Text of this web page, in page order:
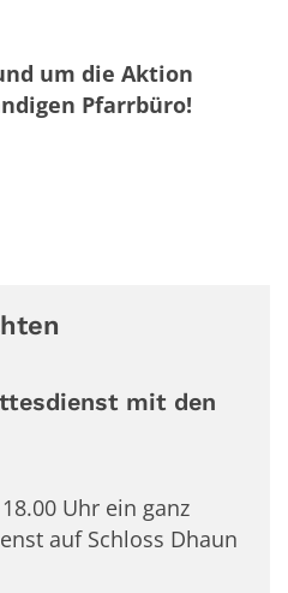
um die Aktion
Pfarrbüro!
mit den
Uhr ein ganz
auf Schloss Dhaun